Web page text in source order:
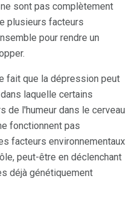
ne sont pas complètement
plusieurs facteurs
pour rendre un
fait que la dépression peut
laquelle certains
de l'humeur dans le cerveau
fonctionnent pas
facteurs environnementaux
peut-être en déclenchant
déjà génétiquement